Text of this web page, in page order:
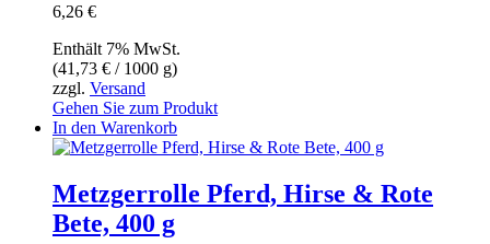
6,26 €
Enthält 7% MwSt.
(41,73 € / 1000 g)
zzgl. Versand
Gehen Sie zum Produkt
In den Warenkorb
Metzgerrolle Pferd, Hirse & Rote
Bete, 400 g